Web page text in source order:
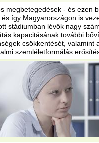
megbetegedések - és ezen
és így Magyarországon is
stádiumban lévők nagy
kapacitásának további
csökkentését, valamint
szemléletformálás